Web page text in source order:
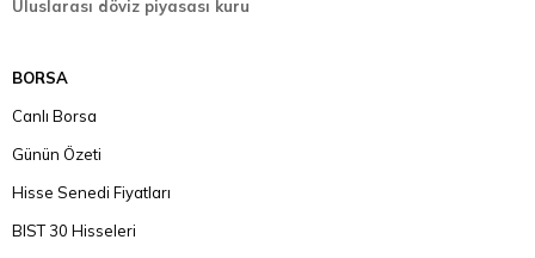
Uluslarası döviz piyasası kuru
BORSA
Canlı Borsa
Günün Özeti
Hisse Senedi Fiyatları
BIST 30 Hisseleri